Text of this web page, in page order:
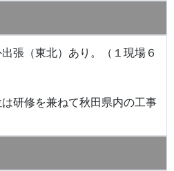
張（東北）あり。（１現場６
修を兼ねて秋田県内の工事